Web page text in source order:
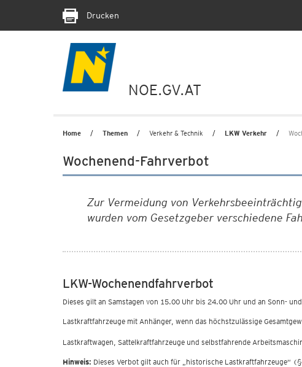
Drucken
NOE.GV.AT
Home Themen Verkehr & Technik LKW Verkehr
Wochenend-Fahrverbot
Zur Vermeidung von
wurden vom Gesetzgeber verschiedene
LKW-Wochenendfahrverbot
Dieses gilt an Samstagen von 15.00 Uhr bis 24.00 Uhr und an
Lastkraftfahrzeuge mit Anhänger, wenn das höchstzulässige
Lastkraftwagen, Sattelkraftfahrzeuge und selbstfahrende
Hinweis: Dieses Verbot gilt auch für „historische Lastkraftfahrzeuge“